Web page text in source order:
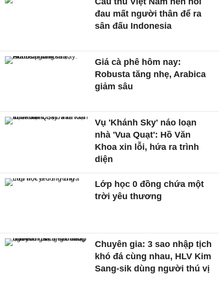
đau mất người thân để ra
sân đấu Indonesia
Giá cà phê hôm nay:
Robusta tăng nhẹ, Arabica
giảm sâu
Vụ 'Khánh Sky' náo loạn
nhà 'Vua Quạt': Hồ Văn
Khoa xin lỗi, hứa ra trình
diện
Lớp học 0 đồng chứa một
trời yêu thương
Chuyên gia: 3 sao nhập tịch
khó đá cùng nhau, HLV Kim
Sang-sik dùng người thú vị